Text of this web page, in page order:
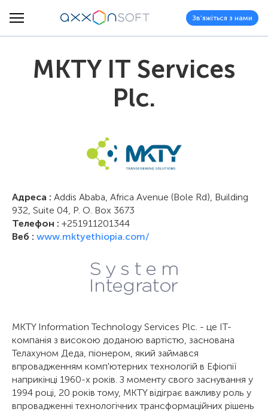
Зв'яжіться з нами
MKTY IT Services
Plc.
Адреса : Addis Ababa, Africa Avenue (Bole Rd), Building
932, Suite 04, P. O. Box 3673
Телефон : +251911201344
Веб : www.mktyethiopia.com/
MKTY Information Technology Services Plc. - це ІТ-
компанія з високою доданою вартістю, заснована
Телахуном Деда, піонером, який займався
впровадженням комп'ютерних технологій в Ефіопії
наприкінці 1960-х років. З моменту свого заснування у
1994 році, 20 років тому, MKTY відіграє важливу роль у
впровадженні технологічних трансформаційних рішень